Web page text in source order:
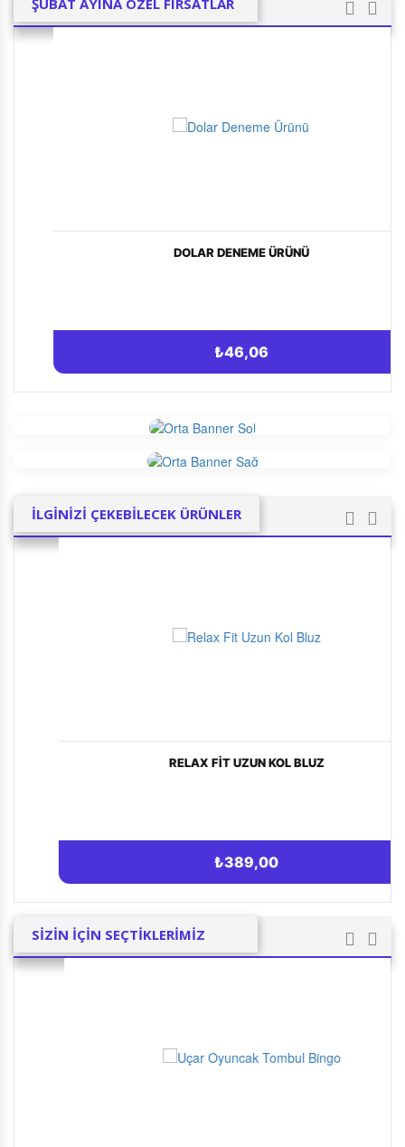
ŞUBAT AYINA ÖZEL FIRSATLAR
DOLAR DENEME ÜRÜNÜ
₺46,06
İLGİNİZİ ÇEKEBİLECEK ÜRÜNLER
RELAX FIT UZUN KOL BLUZ
₺389,00
SİZİN İÇİN SEÇTİKLERİMİZ